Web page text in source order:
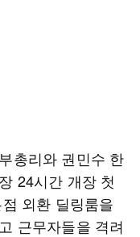
총리와 권민수 한
24시간 개장 첫
외환 딜링룸을
근무자들을 격려